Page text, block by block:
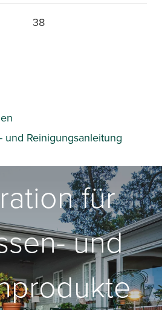
38
und Reinigungsanleitung
für
und